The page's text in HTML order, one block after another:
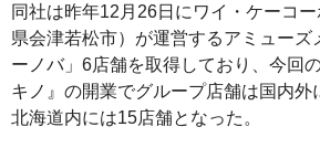
同社は昨年12月26日にワイ・ケーコ
県会津若松市）が運営するアミューズ
ーノバ」6店舗を取得しており、今回
キノ』の開業でグループ店舗は国内外
北海道内には15店舗となった。